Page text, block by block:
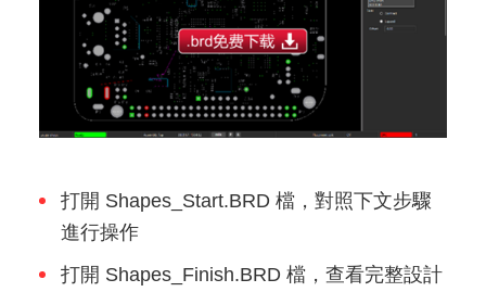
打開 Shapes_Start.BRD 檔，對照下文步驟
進行操作
打開 Shapes_Finish.BRD 檔，查看完整設計